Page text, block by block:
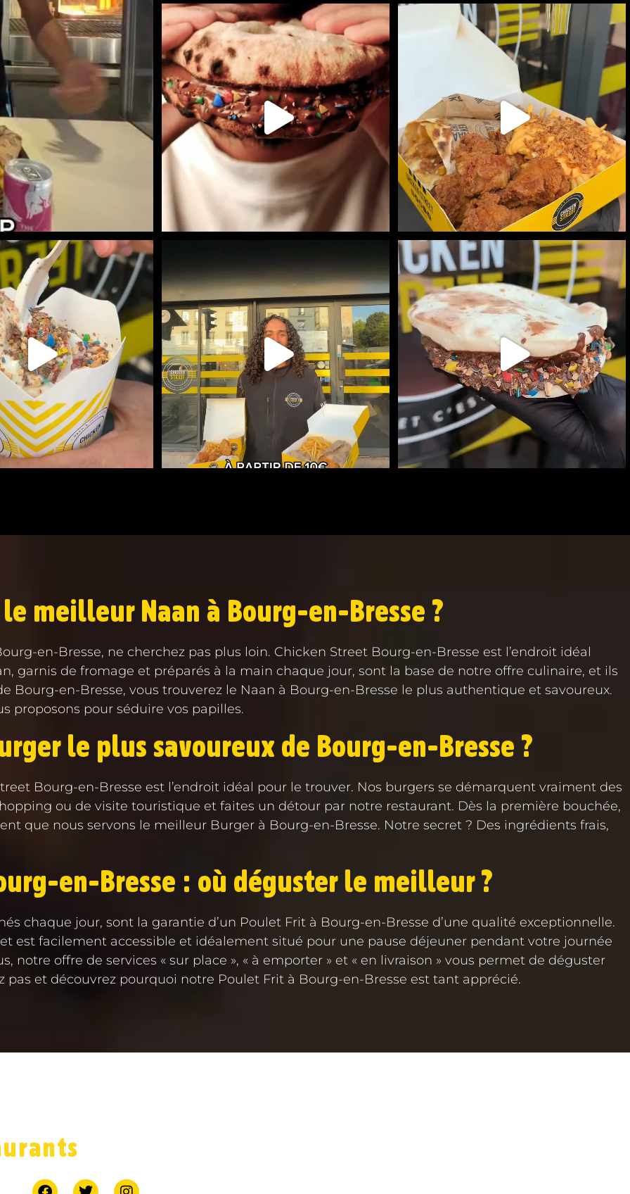
LE NAAN SUCRÉ EST DISPONIBLE CHEZ CHICKEN
STREET...
107 36
RITCHIE BOX DISPONIBLE EN LIVRAISON :
SUR...
746 7
TOI AVEC LA ICE MIX
+110...
107
111 0
NAAN SUCRÉ
RETROUVEZ LES AUTRES...
494 1
meilleur Naan à Bourg-en-Bresse ?
en-Bresse, ne cherchez pas plus loin. Chicken Street Bourg-en-Bresse est l’endroit idéal
garnis de fromage et préparés à la main chaque jour, sont la base de notre offre culinaire, et ils
Bourg-en-Bresse, vous trouverez le Naan à Bourg-en-Bresse le plus authentique et savoureux.
proposons pour séduire vos papilles.
le plus savoureux de Bourg-en-Bresse ?
Bourg-en-Bresse est l’endroit idéal pour le trouver. Nos burgers se démarquent vraiment des
ou de visite touristique et faites un détour par notre restaurant. Dès la première bouchée,
que nous servons le meilleur Burger à Bourg-en-Bresse. Notre secret ? Des ingrédients frais,
en-Bresse : où déguster le meilleur ?
chaque jour, sont la garantie d’un Poulet Frit à Bourg-en-Bresse d’une qualité exceptionnelle.
est facilement accessible et idéalement situé pour une pause déjeuner pendant votre journée
notre offre de services « sur place », « à emporter » et « en livraison » vous permet de déguster
pas et découvrez pourquoi notre Poulet Frit à Bourg-en-Bresse est tant apprécié.